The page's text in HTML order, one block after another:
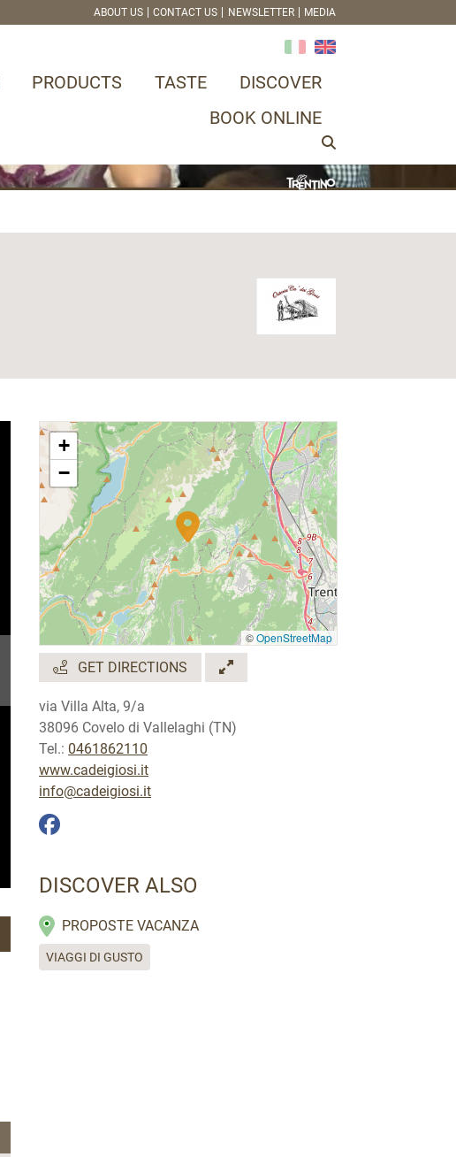
ABOUT US CONTACT US NEWSLETTER MEDIA
PRODUCTS TASTE
DISCOVER
BOOK ONLINE
+
−
©OpenStreetMap
GET DIRECTIONS
via Villa Alta, 9/a
38096 Covelo di Vallelaghi (TN)
Tel.: 0461862110
www.cadeigiosi.it
info@cadeigiosi.it
DISCOVER ALSO
PROPOSTE VACANZA
VIAGGI DI GUSTO